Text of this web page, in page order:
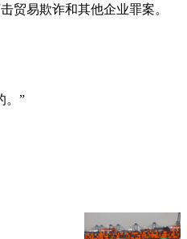
贸易欺诈和其他企业罪案。
。”